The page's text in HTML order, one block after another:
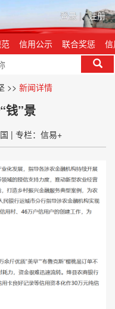
登录 | 注册
信用公示 联合奖惩
>> 新闻详情
钱”景
| 专栏：信易+